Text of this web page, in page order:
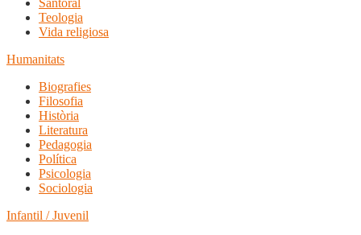
Santoral
Teologia
Vida religiosa
Humanitats
Biografies
Filosofia
Història
Literatura
Pedagogia
Política
Psicologia
Sociologia
Infantil / Juvenil